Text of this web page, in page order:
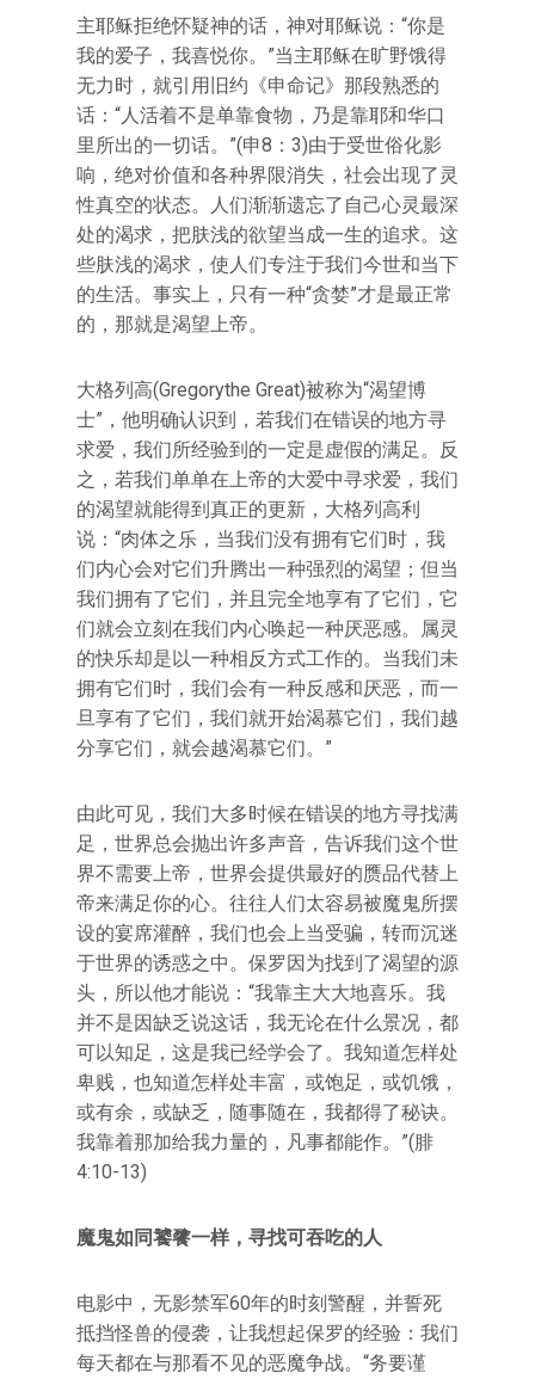
主耶稣拒绝怀疑神的话，神对耶稣说：“你是
我的爱子，我喜悦你。”当主耶稣在旷野饿得
无力时，就引用旧约《申命记》那段熟悉的
话：“人活着不是单靠食物，乃是靠耶和华口
里所出的一切话。”(申8：3)由于受世俗化影
响，绝对价值和各种界限消失，社会出现了灵
性真空的状态。人们渐渐遗忘了自己心灵最深
处的渴求，把肤浅的欲望当成一生的追求。这
些肤浅的渴求，使人们专注于我们今世和当下
的生活。事实上，只有一种“贪婪”才是最正常
的，那就是渴望上帝。
大格列高(Gregorythe Great)被称为“渴望博
士”，他明确认识到，若我们在错误的地方寻
求爱，我们所经验到的一定是虚假的满足。反
之，若我们单单在上帝的大爱中寻求爱，我们
的渴望就能得到真正的更新，大格列高利
说：“肉体之乐，当我们没有拥有它们时，我
们内心会对它们升腾出一种强烈的渴望；但当
我们拥有了它们，并且完全地享有了它们，它
们就会立刻在我们内心唤起一种厌恶感。属灵
的快乐却是以一种相反方式工作的。当我们未
拥有它们时，我们会有一种反感和厌恶，而一
旦享有了它们，我们就开始渴慕它们，我们越
分享它们，就会越渴慕它们。”
由此可见，我们大多时候在错误的地方寻找满
足，世界总会抛出许多声音，告诉我们这个世
界不需要上帝，世界会提供最好的赝品代替上
帝来满足你的心。往往人们太容易被魔鬼所摆
设的宴席灌醉，我们也会上当受骗，转而沉迷
于世界的诱惑之中。保罗因为找到了渴望的源
头，所以他才能说：“我靠主大大地喜乐。我
并不是因缺乏说这话，我无论在什么景况，都
可以知足，这是我已经学会了。我知道怎样处
卑贱，也知道怎样处丰富，或饱足，或饥饿，
或有余，或缺乏，随事随在，我都得了秘诀。
我靠着那加给我力量的，凡事都能作。”(腓
4:10-13)
魔鬼如同饕餮一样，寻找可吞吃的人
电影中，无影禁军60年的时刻警醒，并誓死
抵挡怪兽的侵袭，让我想起保罗的经验：我们
每天都在与那看不见的恶魔争战。“务要谨